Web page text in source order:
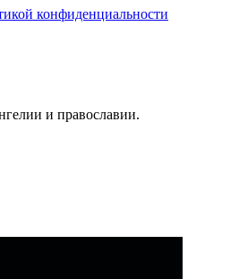
конфиденциальности
и православии.